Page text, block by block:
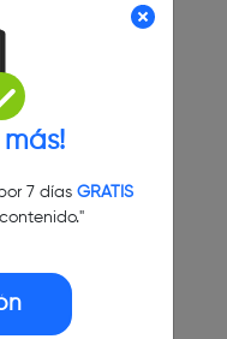
más!
7 días GRATIS